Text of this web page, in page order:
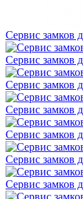
Сервис замков
Сервис замков
Сервис замков
Сервис замков
Сервис замков
Сервис замков
Сервис замков